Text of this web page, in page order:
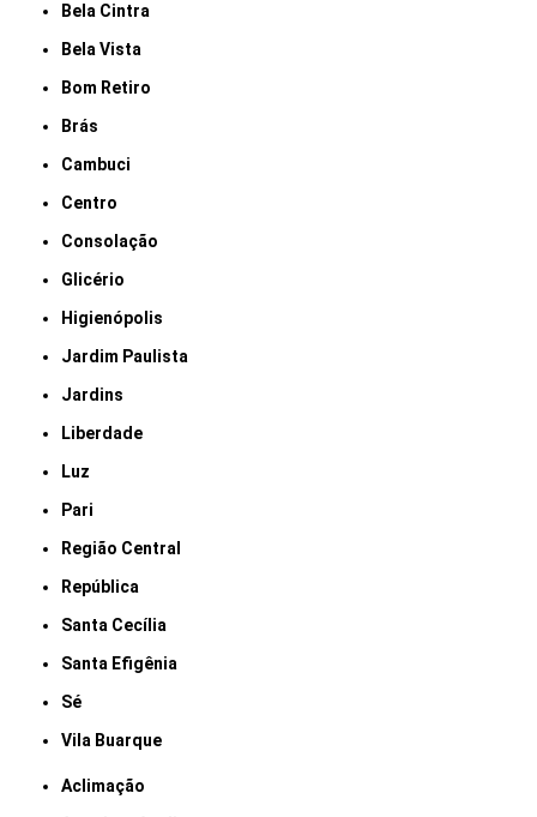
Bela Cintra
Bela Vista
Bom Retiro
Brás
Cambuci
Centro
Consolação
Glicério
Higienópolis
Jardim Paulista
Jardins
Liberdade
Luz
Pari
Região Central
República
Santa Cecília
Santa Efigênia
Sé
Vila Buarque
Aclimação